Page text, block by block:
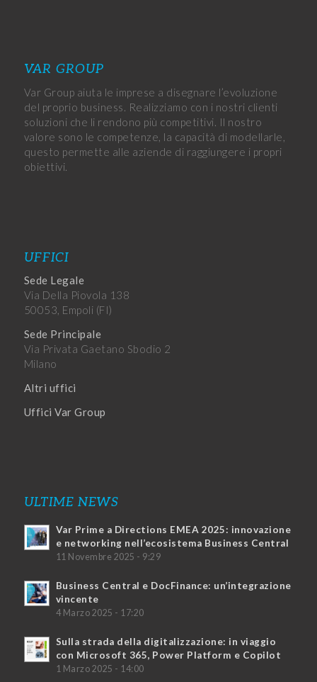
VAR GROUP
Var Group aiuta le imprese a disegnare l’evoluzione
del proprio business. Realizziamo con i nostri clienti
soluzioni che li rendono più competitivi. Il nostro
valore sono le competenze, la capacità di modellarle,
questo permette alle aziende di raggiungere i propri
obiettivi.
UFFICI
Sede Legale
Via Della Piovola 138
50053, Empoli (FI)
Sede Principale
Via Privata Gaetano Sbodio 2
Milano
Altri uffici
Uffici Var Group
ULTIME NEWS
Var Prime a Directions EMEA 2025: innovazione
e networking nell’ecosistema Business Central
11 Novembre 2025 - 9:29
Business Central e DocFinance: un’integrazione
vincente
4 Marzo 2025 - 17:20
Sulla strada della digitalizzazione: in viaggio
con Microsoft 365, Power Platform e Copilot
1 Marzo 2025 - 14:00